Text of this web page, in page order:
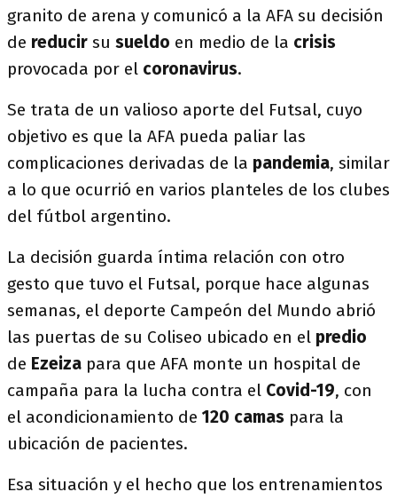
granito de arena y comunicó a la AFA su decisión
de reducir su sueldo en medio de la crisis
provocada por el coronavirus.
Se trata de un valioso aporte del Futsal, cuyo
objetivo es que la AFA pueda paliar las
complicaciones derivadas de la pandemia, similar
a lo que ocurrió en varios planteles de los clubes
del fútbol argentino.
La decisión guarda íntima relación con otro
gesto que tuvo el Futsal, porque hace algunas
semanas, el deporte Campeón del Mundo abrió
las puertas de su Coliseo ubicado en el predio
de Ezeiza para que AFA monte un hospital de
campaña para la lucha contra el Covid-19, con
el acondicionamiento de 120 camas para la
ubicación de pacientes.
Esa situación y el hecho que los entrenamientos